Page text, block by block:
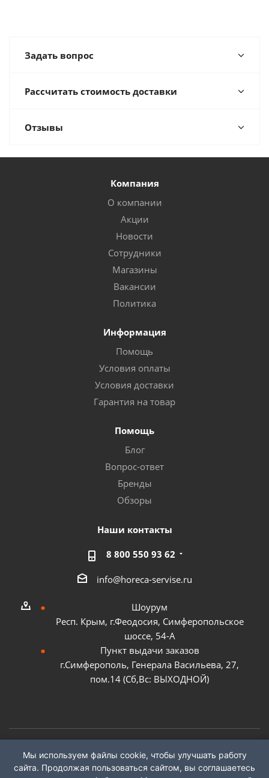
Задать вопрос
Рассчитать стоимость доставки
Отзывы
Компания
О компании
Акции
Новости
Сотрудники
Магазины
Вакансии
Политика
Информация
Помощь
Условия оплаты
Условия доставки
Гарантия на товар
Помощь
Блог
Вопрос-ответ
Бренды
Обзоры
Наши контакты
8 800 550 93 62
info@horeca-servise.ru
Шоурум
Респ. Крым, г.Феодосия, Симферопольское
шоссе, 54-А
Пункт выдачи заказов
г.Симферополь, Генерала Васильева, 27,
пом.14 (Сб,Вс: ВЫХОДНОЙ)
2026 ©ГК "ХоРеКа Сервис"
Мы используем файлы cookie, чтобы улучшать работу
сайта. Продолжая пользоваться сайтом, вы соглашаетесь